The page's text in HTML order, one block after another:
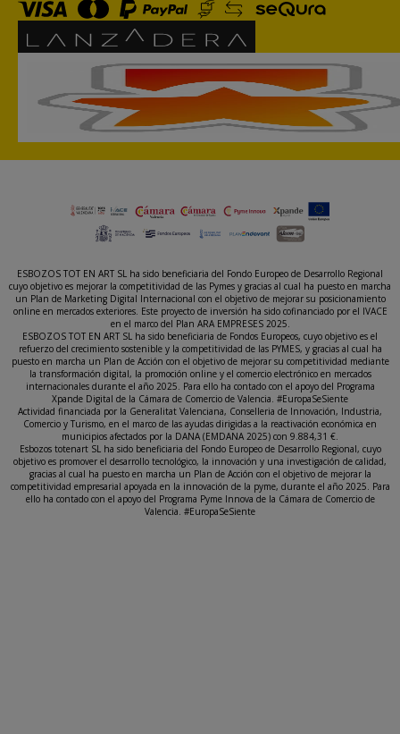
ESBOZOS TOT EN ART SL ha sido beneficiaria del Fondo Europeo de Desarrollo Regional
cuyo objetivo es mejorar la competitividad de las Pymes y gracias al cual ha puesto en marcha
un Plan de Marketing Digital Internacional con el objetivo de mejorar su posicionamiento
online en mercados exteriores. Este proyecto de inversión ha sido cofinanciado por el IVACE
en el marco del Plan ARA EMPRESES 2025.
ESBOZOS TOT EN ART SL ha sido beneficiaria de Fondos Europeos, cuyo objetivo es el
refuerzo del crecimiento sostenible y la competitividad de las PYMES, y gracias al cual ha
puesto en marcha un Plan de Acción con el objetivo de mejorar su competitividad mediante
la transformación digital, la promoción online y el comercio electrónico en mercados
internacionales durante el año 2025. Para ello ha contado con el apoyo del Programa
Xpande Digital de la Cámara de Comercio de Valencia. #EuropaSeSiente
Actividad financiada por la Generalitat Valenciana, Conselleria de Innovación, Industria,
Comercio y Turismo, en el marco de las ayudas dirigidas a la reactivación económica en
municipios afectados por la DANA (EMDANA 2025) con 9.884,31 €.
Esbozos totenart SL ha sido beneficiaria del Fondo Europeo de Desarrollo Regional, cuyo
objetivo es promover el desarrollo tecnológico, la innovación y una investigación de calidad,
gracias al cual ha puesto en marcha un Plan de Acción con el objetivo de mejorar la
competitividad empresarial apoyada en la innovación de la pyme, durante el año 2025. Para
ello ha contado con el apoyo del Programa Pyme Innova de la Cámara de Comercio de
Valencia. #EuropaSeSiente